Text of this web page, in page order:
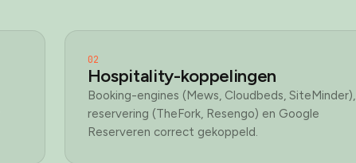
02
Hospitality-koppelingen
Booking-engines (Mews, Cloudbeds, SiteMinder),
reservering (TheFork, Resengo) en Google
Reserveren correct gekoppeld.